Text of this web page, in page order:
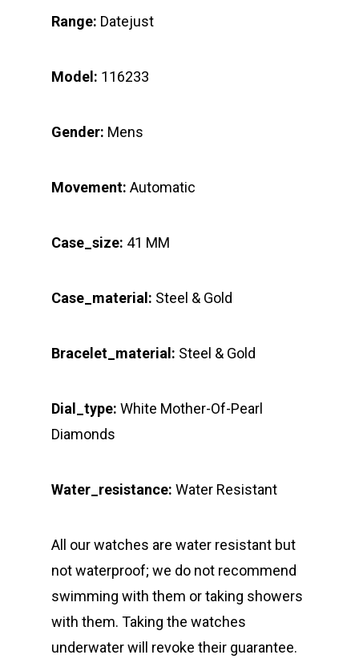
Range: Datejust
Model: 116233
Gender: Mens
Movement: Automatic
Case_size: 41 MM
Case_material: Steel & Gold
Bracelet_material: Steel & Gold
Dial_type: White Mother-Of-Pearl
Diamonds
Water_resistance: Water Resistant
All our watches are water resistant but
not waterproof; we do not recommend
swimming with them or taking showers
with them. Taking the watches
underwater will revoke their guarantee.